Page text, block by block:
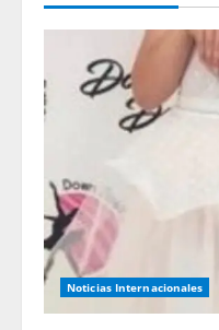
R
e
a
d
i
n
g Noticias Internacionales